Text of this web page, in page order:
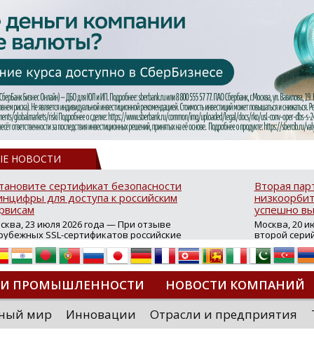
НОВОСТИ
сертификат безопасности
для доступа к российским
23 июля 2026 года — При отзыве
SSL-сертификатов российские
могут некорректно открываться в
браузерах (Google Chrome,
Edge и др.), а соединение с сервисами
ресурсы уже сообщили о
недоступности и ошибках при
из-за отзывов сертификатов
удостоверяющими центрами.
Вторая
успешно
Москва, 20
второй
аппаратов,
масштабной
интернет с
из
«Экономика
проводятся
чего
ПРОМЫШЛЕННОСТИ НОВОСТИ КОМПАНИЙ
ДИПЛОМЫ
мир Инновации Отрасли и предприятия